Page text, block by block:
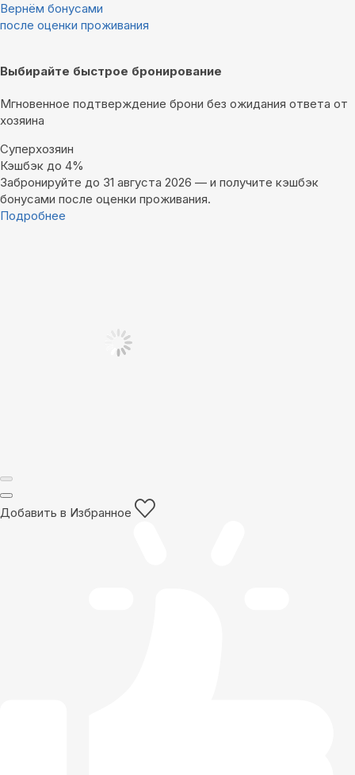
Вернём бонусами
после оценки проживания
Выбирайте быстрое бронирование
Мгновенное подтверждение брони без ожидания ответа от
хозяина
Суперхозяин
Кэшбэк до 4%
Забронируйте до 31 августа 2026 — и получите кэшбэк
бонусами после оценки проживания.
Подробнее
Добавить в Избранное